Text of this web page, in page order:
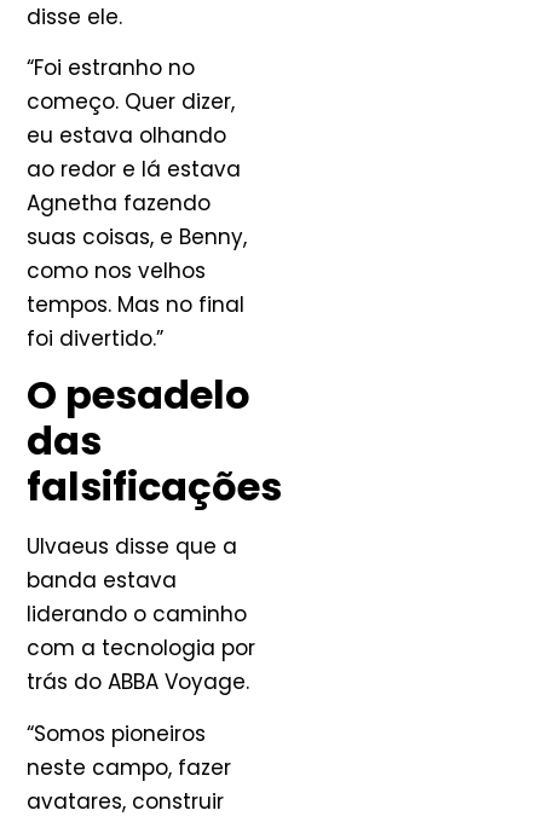
disse ele.
“Foi estranho no
começo. Quer dizer,
eu estava olhando
ao redor e lá estava
Agnetha fazendo
suas coisas, e Benny,
como nos velhos
tempos. Mas no final
foi divertido.”
O pesadelo
das
falsificações
Ulvaeus disse que a
banda estava
liderando o caminho
com a tecnologia por
trás do ABBA Voyage.
“Somos pioneiros
neste campo, fazer
avatares, construir